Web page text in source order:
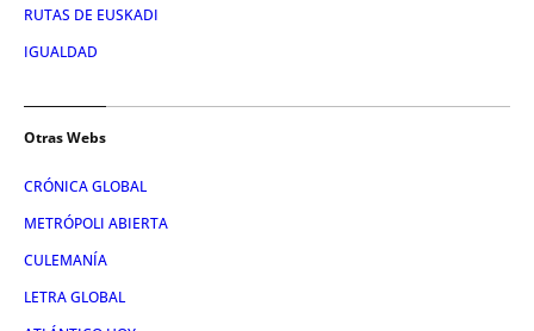
RUTAS DE EUSKADI
IGUALDAD
Otras Webs
CRÓNICA GLOBAL
METRÓPOLI ABIERTA
CULEMANÍA
LETRA GLOBAL